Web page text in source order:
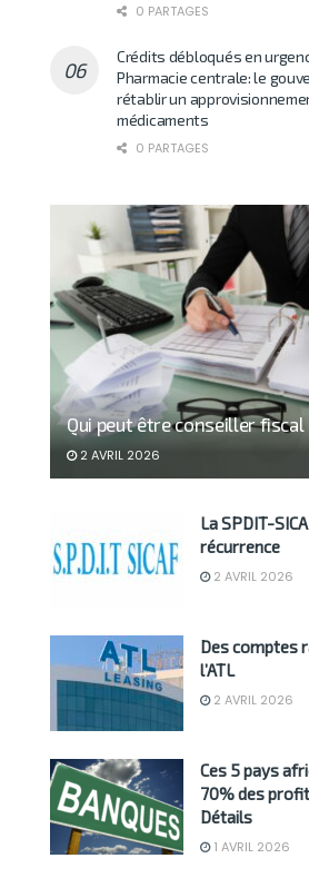
0 PARTAGES
Crédits débloqués en
Pharmacie centrale: le
rétablir un
médicaments
0 PARTAGES
Qui peut être conseiller fiscal
2 AVRIL 2026
La SPDIT-
récurrence
2 AVRIL 2026
Des comptes
l’ATL
2 AVRIL 2026
Ces 5 pays
70% des
Détails
1 AVRIL 2026